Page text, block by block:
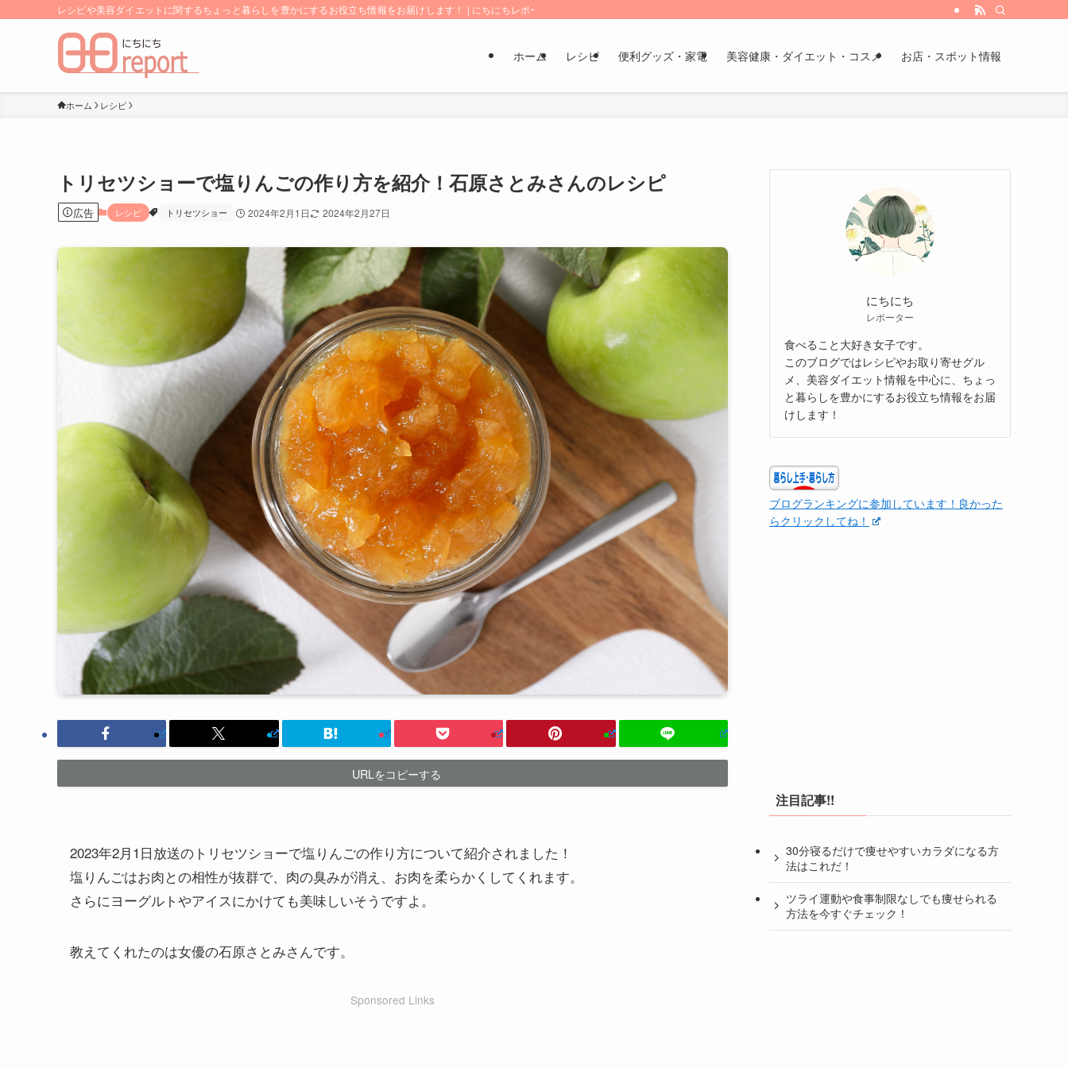
レシピや美容ダイエットに関するちょっと暮らしを豊かにするお役立ち情報をお届けします！ | にちにちレポート
ホーム レシピ 便利グッズ・家電 美容健康・ダイエット・コスメ お店・スポット情報
ホーム レシピ
トリセツショーで塩りんごの作り方を紹介！石原さとみさんのレシピ
広告 レシピ トリセツショー 2024年2月1日 2024年2月27日
URLをコピーする
2023年2月1日放送のトリセツショーで塩りんごの作り方について紹介されました！
塩りんごはお肉との相性が抜群で、肉の臭みが消え、お肉を柔らかくしてくれます。
さらにヨーグルトやアイスにかけても美味しいそうですよ。
教えてくれたのは女優の石原さとみさんです。
Sponsored Links
にちにち
レポーター
食べること大好き女子です。
このブログではレシピやお取り寄せグル
メ、美容ダイエット情報を中心に、ちょっ
と暮らしを豊かにするお役立ち情報をお届
けします！
ブログランキングに参加しています！良かった
らクリックしてね！
注目記事!!
30分寝るだけで痩せやすいカラダになる方
法はこれだ！
ツライ運動や食事制限なしでも痩せられる
方法を今すぐチェック！